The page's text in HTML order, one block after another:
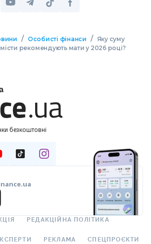
/ Особисті фінанси /
Яку суму
рекомендують мати у 2026 році?
безкоштовні
РЕДАКЦІЙНА ПОЛІТИКА
РЕКЛАМА СПЕЦПРОЄКТИ